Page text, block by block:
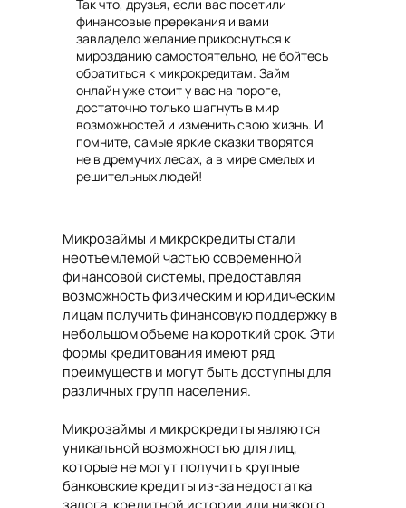
Так что, друзья, если вас посетили
финансовые пререкания и вами
завладело желание прикоснуться к
мирозданию самостоятельно, не бойтесь
обратиться к микрокредитам. Займ
онлайн уже стоит у вас на пороге,
достаточно только шагнуть в мир
возможностей и изменить свою жизнь. И
помните, самые яркие сказки творятся
не в дремучих лесах, а в мире смелых и
решительных людей!
Микрозаймы и микрокредиты стали
неотъемлемой частью современной
финансовой системы, предоставляя
возможность физическим и юридическим
лицам получить финансовую поддержку в
небольшом объеме на короткий срок. Эти
формы кредитования имеют ряд
преимуществ и могут быть доступны для
различных групп населения.
Микрозаймы и микрокредиты являются
уникальной возможностью для лиц,
которые не могут получить крупные
банковские кредиты из-за недостатка